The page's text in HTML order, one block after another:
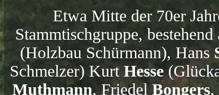
Etwa Mitte der 70er
Stammtischgruppe,
(Holzbau Schürmann), Hans
Schmelzer) KurtHesse
Muthmann, FriedelBongers,